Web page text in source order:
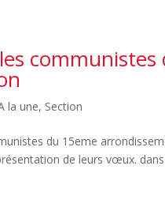
la une, Section
du 15eme
de leurs vœux.